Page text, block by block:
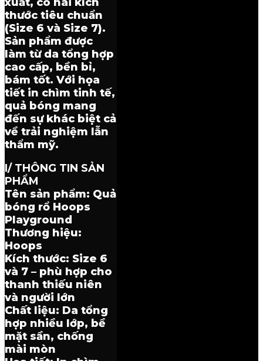
xuất, có hai kích
thước tiêu chuẩn
(Size 6 và Size 7).
Sản phẩm được
làm từ da tổng hợp
cao cấp, bền bỉ,
bám tốt. Với họa
tiết in chìm tinh tế,
quả bóng mang
đến sự khác biệt cả
về trải nghiệm lẫn
thẩm mỹ.
I/ THÔNG TIN SẢN
PHẨM
Tên sản phẩm: Quả
bóng rổ Hoops
Playground
Thương hiệu:
Hoops
Kích thước: Size 6
và 7 – phù hợp cho
thanh thiếu niên
và người lớn
Chất liệu: Da tổng
hợp nhiều lớp, bề
mặt sần, chống
mài mòn